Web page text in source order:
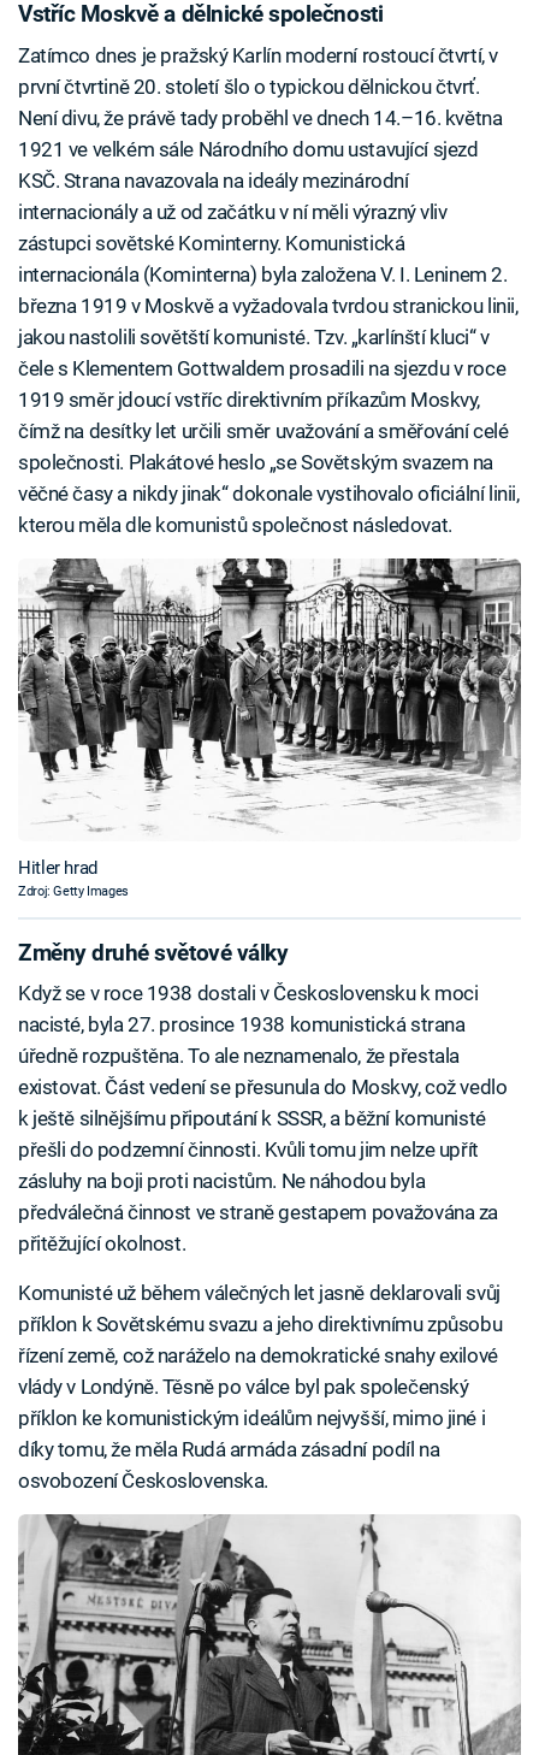
Vstříc Moskvě a dělnické společnosti
Zatímco dnes je pražský Karlín moderní rostoucí čtvrtí, v
první čtvrtině 20. století šlo o typickou dělnickou čtvrť.
Není divu, že právě tady proběhl ve dnech 14.–16. května
1921 ve velkém sále Národního domu ustavující sjezd
KSČ. Strana navazovala na ideály mezinárodní
internacionály a už od začátku v ní měli výrazný vliv
zástupci sovětské Kominterny. Komunistická
internacionála (Kominterna) byla založena V. I. Leninem 2.
března 1919 v Moskvě a vyžadovala tvrdou stranickou linii,
jakou nastolili sovětští komunisté. Tzv. „karlínští kluci“ v
čele s Klementem Gottwaldem prosadili na sjezdu v roce
1919 směr jdoucí vstříc direktivním příkazům Moskvy,
čímž na desítky let určili směr uvažování a směřování celé
společnosti. Plakátové heslo „se Sovětským svazem na
věčné časy a nikdy jinak“ dokonale vystihovalo oficiální linii,
kterou měla dle komunistů společnost následovat.
Hitler hrad
Zdroj: Getty Images
Změny druhé světové války
Když se v roce 1938 dostali v Československu k moci
nacisté, byla 27. prosince 1938 komunistická strana
úředně rozpuštěna. To ale neznamenalo, že přestala
existovat. Část vedení se přesunula do Moskvy, což vedlo
k ještě silnějšímu připoutání k SSSR, a běžní komunisté
přešli do podzemní činnosti. Kvůli tomu jim nelze upřít
zásluhy na boji proti nacistům. Ne náhodou byla
předválečná činnost ve straně gestapem považována za
přitěžující okolnost.
Komunisté už během válečných let jasně deklarovali svůj
příklon k Sovětskému svazu a jeho direktivnímu způsobu
řízení země, což naráželo na demokratické snahy exilové
vlády v Londýně. Těsně po válce byl pak společenský
příklon ke komunistickým ideálům nejvyšší, mimo jiné i
díky tomu, že měla Rudá armáda zásadní podíl na
osvobození Československa.